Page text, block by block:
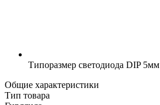
Типоразмер светодиода DIP 5мм
Общие характеристики
Тип товара